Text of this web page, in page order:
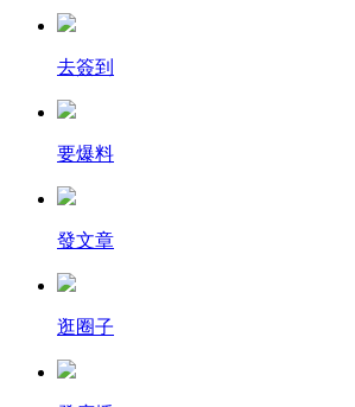
去簽到
要爆料
發文章
逛圈子